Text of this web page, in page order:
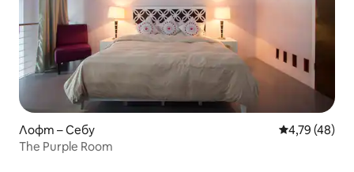
Лофт – Себу Средна
4,79 (48)
The Purple Room